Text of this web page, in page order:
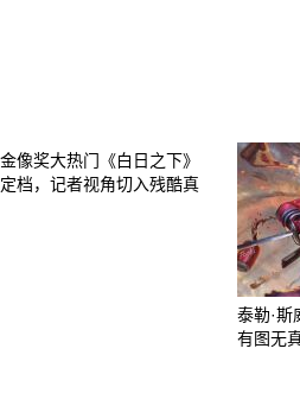
金像奖大热门《白日之下》
定档，记者视角切入残酷真
泰勒·斯
有图无